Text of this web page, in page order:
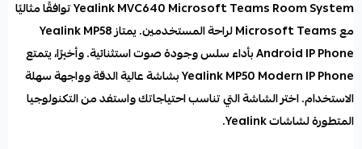
Yealink MVC640 Microsoft Teams Room System توافقًا مثاليًا
مع Microsoft Teams لراحة المستخدمين. يمتاز Yealink MP58
Android IP Phone بأداء سلس وجودة صوت استثنائية. وأخيرًا، يتمتع
Yealink MP50 Modern IP Phone بشاشة عالية الدقة وواجهة سهلة
الاستخدام. اختر الشاشة التي تناسب احتياجاتك واستفد من التكنولوجيا
المتطورة لشاشات Yealink.